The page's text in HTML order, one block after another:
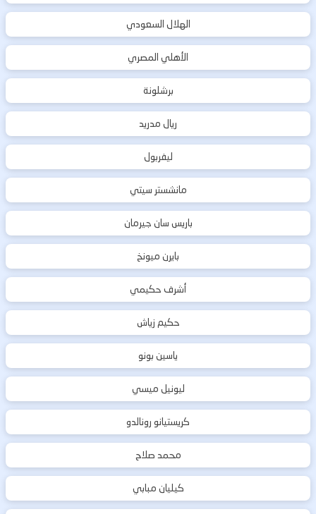
الهلال السعودي
الأهلي المصري
برشلونة
ريال مدريد
ليفربول
مانشستر سيتي
باريس سان جيرمان
بايرن ميونخ
أشرف حكيمي
حكيم زياش
ياسين بونو
ليونيل ميسي
كريستيانو رونالدو
محمد صلاح
كيليان مبابي